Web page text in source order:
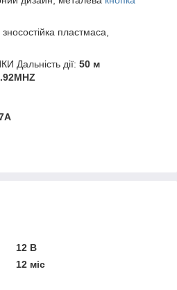
пластмаса,
Дальність дії: 50 м
12 В
12 міс